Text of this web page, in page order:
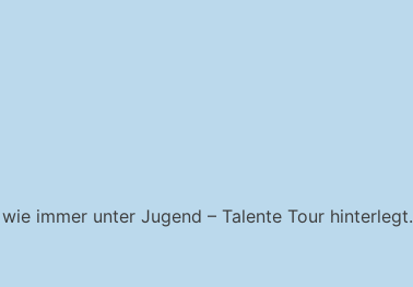
immer unter Jugend – Talente Tour hinterlegt.